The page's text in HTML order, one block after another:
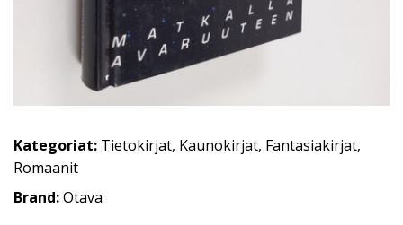
Kategoriat: Tietokirjat, Kaunokirjat, Fantasiakirjat,
Romaanit
Brand:Otava